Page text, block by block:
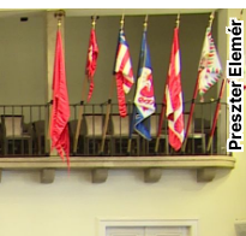
Preszter Elemér